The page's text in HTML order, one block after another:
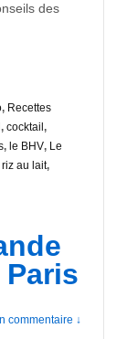
des
, Recettes
, cocktail,
, le BHV, Le
riz au lait,
commentaire ↓